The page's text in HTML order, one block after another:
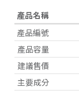
產品名稱
產品編號
產品容量
建議售價
主要成分